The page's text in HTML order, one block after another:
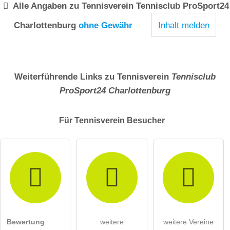
Alle Angaben zu Tennisverein Tennisclub ProSport24
Charlottenburg ohne Gewähr Inhalt melden
Weiterführende Links zu Tennisverein Tennisclub
ProSport24 Charlottenburg
Für Tennisverein Besucher
Bewertung
weitere
weitere Vereine